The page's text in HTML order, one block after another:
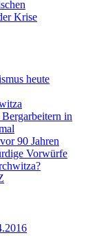
Krise
heute
in
90 Jahren
Vorwürfe